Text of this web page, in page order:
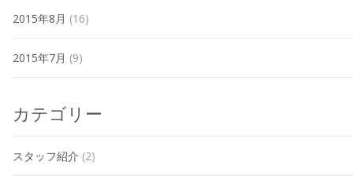
2015年8月 (16)
2015年7月 (9)
カテゴリー
スタッフ紹介 (2)